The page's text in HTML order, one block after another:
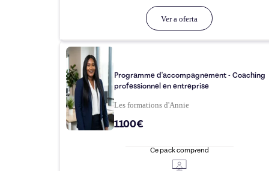
Ver a oferta
Programme d'accompagnement - Coaching
professionnel en entreprise
Les formations d'Annie
1100€
Ce pack comprend